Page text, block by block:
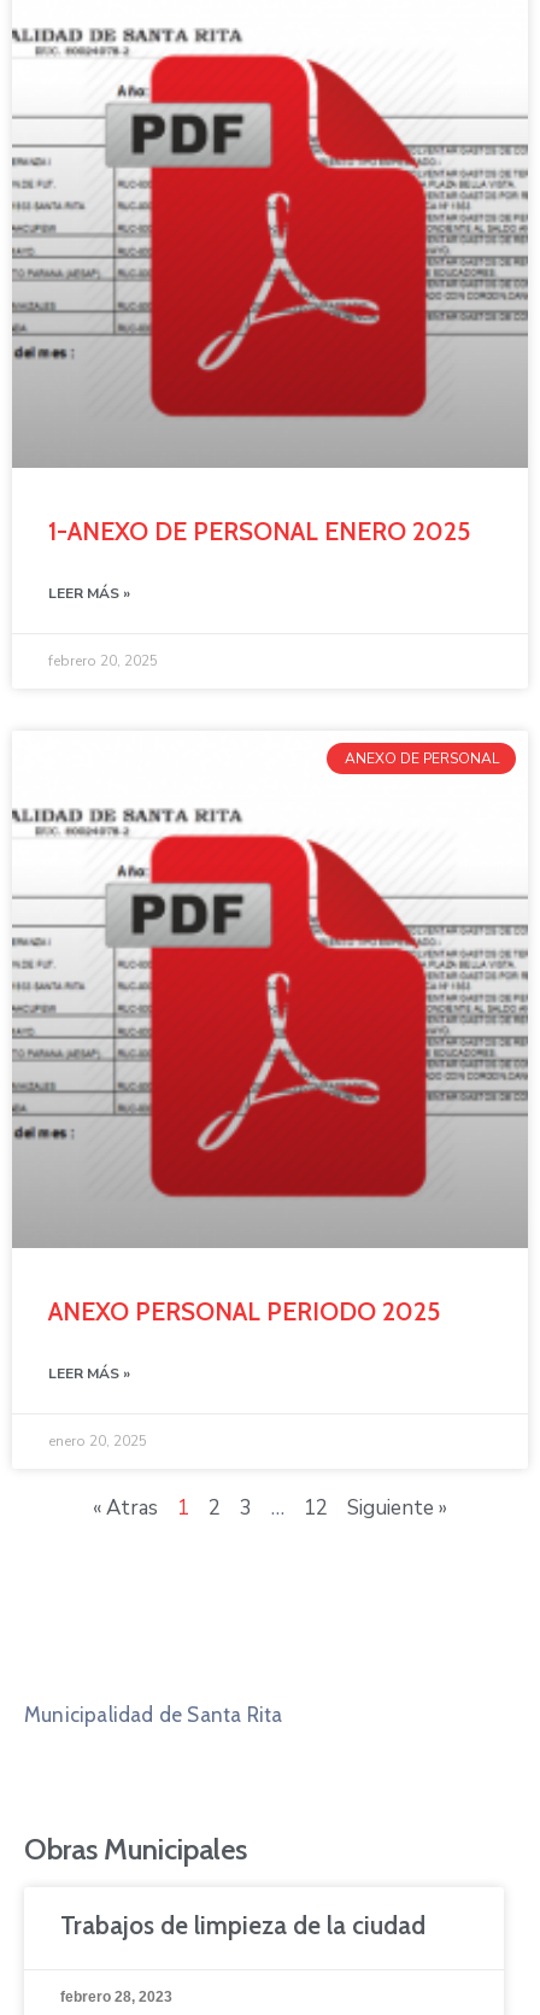
1-ANEXO DE PERSONAL ENERO 2025
LEER MÁS »
febrero 20, 2025
ANEXO DE PERSONAL
ANEXO PERSONAL PERIODO 2025
LEER MÁS »
enero 20, 2025
« Atras 1 2 3 … 12 Siguiente »
Municipalidad de Santa Rita
Obras Municipales
Trabajos de limpieza de la ciudad
febrero 28, 2023